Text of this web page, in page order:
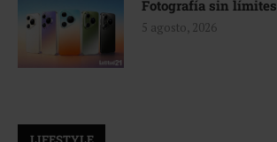
Fotografía sin límites
5 agosto, 2026